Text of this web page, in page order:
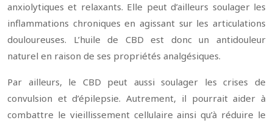
anxiolytiques et relaxants. Elle peut d’ailleurs soulager les
inflammations chroniques en agissant sur les articulations
douloureuses. L’huile de CBD est donc un antidouleur
naturel en raison de ses propriétés analgésiques.
Par ailleurs, le CBD peut aussi soulager les crises de
convulsion et d’épilepsie. Autrement, il pourrait aider à
combattre le vieillissement cellulaire ainsi qu’à réduire le